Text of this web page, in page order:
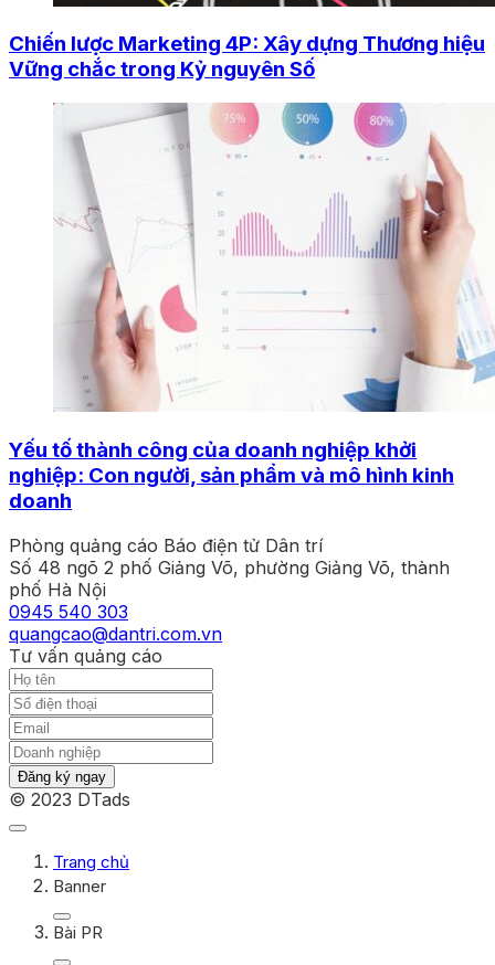
Chiến lược Marketing 4P: Xây dựng Thương hiệu
Vững chắc trong Kỷ nguyên Số
Yếu tố thành công của doanh nghiệp khởi
nghiệp: Con người, sản phẩm và mô hình kinh
doanh
Phòng quảng cáo Báo điện tử Dân trí
Số 48 ngõ 2 phố Giảng Võ, phường Giảng Võ, thành
phố Hà Nội
0945 540 303
quangcao@dantri.com.vn
Tư vấn quảng cáo
Đăng ký ngay
© 2023 DTads
Trang chủ
Banner
Bài PR